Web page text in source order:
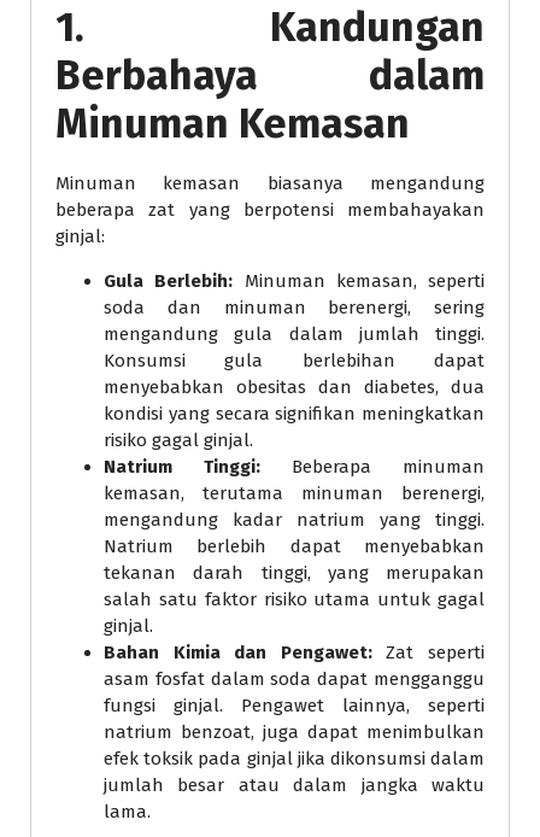
1. Kandungan
Berbahaya dalam
Minuman Kemasan
Minuman kemasan biasanya mengandung
beberapa zat yang berpotensi membahayakan
ginjal:
Gula Berlebih: Minuman kemasan, seperti
soda dan minuman berenergi, sering
mengandung gula dalam jumlah tinggi.
Konsumsi gula berlebihan dapat
menyebabkan obesitas dan diabetes, dua
kondisi yang secara signifikan meningkatkan
risiko gagal ginjal.
Natrium Tinggi: Beberapa minuman
kemasan, terutama minuman berenergi,
mengandung kadar natrium yang tinggi.
Natrium berlebih dapat menyebabkan
tekanan darah tinggi, yang merupakan
salah satu faktor risiko utama untuk gagal
ginjal.
Bahan Kimia dan Pengawet:Zat seperti
asam fosfat dalam soda dapat mengganggu
fungsi ginjal. Pengawet lainnya, seperti
natrium benzoat, juga dapat menimbulkan
efek toksik pada ginjal jika dikonsumsi dalam
jumlah besar atau dalam jangka waktu
lama.